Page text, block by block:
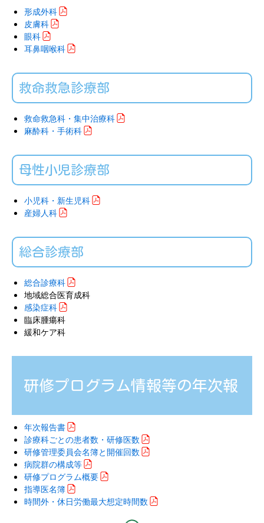
形成外科
皮膚科
眼科
耳鼻咽喉科
救命救急診療部
救命救急科・集中治療科
麻酔科・手術科
母性小児診療部
小児科・新生児科
産婦人科
総合診療部
総合診療科
地域総合医育成科
感染症科
臨床腫瘍科
緩和ケア科
研修プログラム情報等の年次報
告について
年次報告書
診療科ごとの患者数・研修医数
研修管理委員会名簿と開催回数
病院群の構成等
研修プログラム概要
指導医名簿
時間外・休日労働最大想定時間数